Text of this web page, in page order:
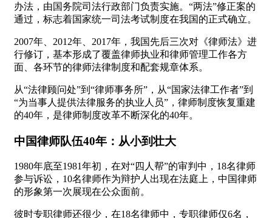
办法，由国务院司法行政部门负责实施。“两法”修正案的
通过，标志着国家统一司法考试制度在我国的正式确立。
2007年、2012年、2017年，我国先后三次对《律师法》进
行修订，基本形成了覆盖律师执业和律师管理工作各方
面、各环节的律师法律制度和配套规章体系。
从“法律顾问处”到“律师事务所”，从“国家法律工作者”到
“为当事人提供法律服务的执业人员”，律师制度恢复重建
的40年，是律师制度改革不断深化的40年。
中国律师队伍40年：从小到壮大
1980年底至1981年初，在对“四人帮”的审判中，18名律师
参与诉讼，10名律师作为辩护人出现在法庭上，中国律师
的形象第一次展现在公众面前。
彼时专职律师还很少，在18名律师中，专职律师仅6名，